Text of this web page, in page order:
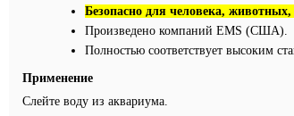
Безопасно для человека,
Произведено компаний EMS (США).
Полностью соответствует высоким
Применение
Слейте воду из аквариума.